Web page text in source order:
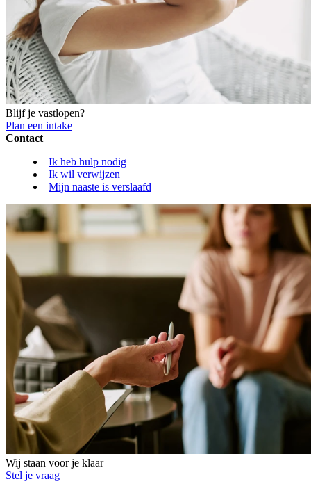
Blijf je vastlopen?
Plan een intake
Contact
Ik heb hulp nodig
Ik wil verwijzen
Mijn naaste is verslaafd
Wij staan voor je klaar
Stel je vraag